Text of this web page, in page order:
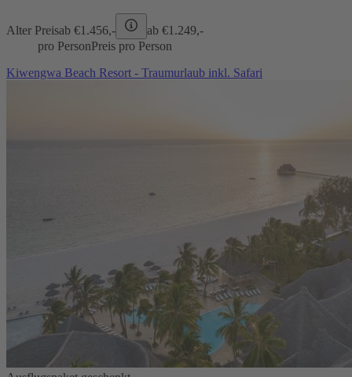
Alter Preisab €1.456,- ab €1.249,-
pro PersonPreis pro Person
Kiwengwa Beach Resort - Traumurlaub inkl. Safari